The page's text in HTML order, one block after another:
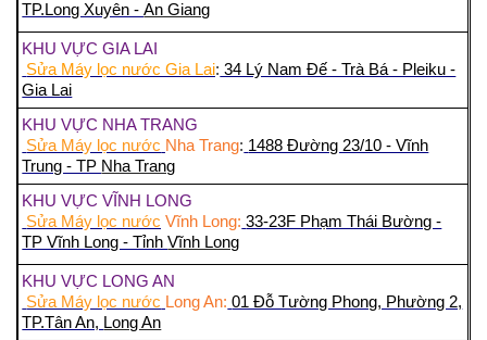
TP.Long Xuyên -An Giang
KHU VỰC GIA LAI
Sửa Máy lọc nước Gia Lai: 34 Lý Nam Đế - Trà Bá - Pleiku -
Gia Lai
KHU VỰC NHA TRANG
Sửa Máy lọc nước Nha Trang: 1488 Đường 23/10 - Vĩnh
Trung - TP Nha Trang
KHU VỰC VĨNH LONG
Sửa Máy lọc nước Vĩnh Long: 33-23F Phạm Thái Bường -
TP Vĩnh Long - TỉnhVĩnh Long
KHU VỰC LONG AN
Sửa Máy lọc nước Long An: 01 Đỗ Tường Phong, Phường 2,
TP.Tân An, Long An